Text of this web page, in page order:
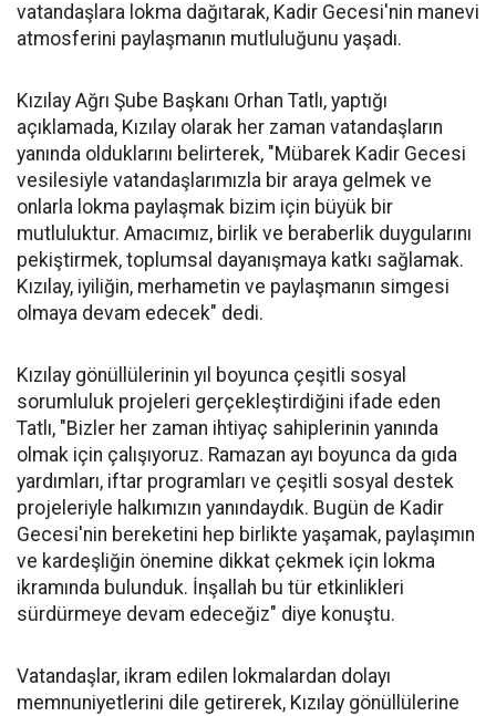
vatandaşlara lokma dağıtarak, Kadir Gecesi'nin manevi
atmosferini paylaşmanın mutluluğunu yaşadı.
Kızılay Ağrı Şube Başkanı Orhan Tatlı, yaptığı
açıklamada, Kızılay olarak her zaman vatandaşların
yanında olduklarını belirterek, "Mübarek Kadir Gecesi
vesilesiyle vatandaşlarımızla bir araya gelmek ve
onlarla lokma paylaşmak bizim için büyük bir
mutluluktur. Amacımız, birlik ve beraberlik duygularını
pekiştirmek, toplumsal dayanışmaya katkı sağlamak.
Kızılay, iyiliğin, merhametin ve paylaşmanın simgesi
olmaya devam edecek" dedi.
Kızılay gönüllülerinin yıl boyunca çeşitli sosyal
sorumluluk projeleri gerçekleştirdiğini ifade eden
Tatlı, "Bizler her zaman ihtiyaç sahiplerinin yanında
olmak için çalışıyoruz. Ramazan ayı boyunca da gıda
yardımları, iftar programları ve çeşitli sosyal destek
projeleriyle halkımızın yanındaydık. Bugün de Kadir
Gecesi'nin bereketini hep birlikte yaşamak, paylaşımın
ve kardeşliğin önemine dikkat çekmek için lokma
ikramında bulunduk. İnşallah bu tür etkinlikleri
sürdürmeye devam edeceğiz" diye konuştu.
Vatandaşlar, ikram edilen lokmalardan dolayı
memnuniyetlerini dile getirerek, Kızılay gönüllülerine